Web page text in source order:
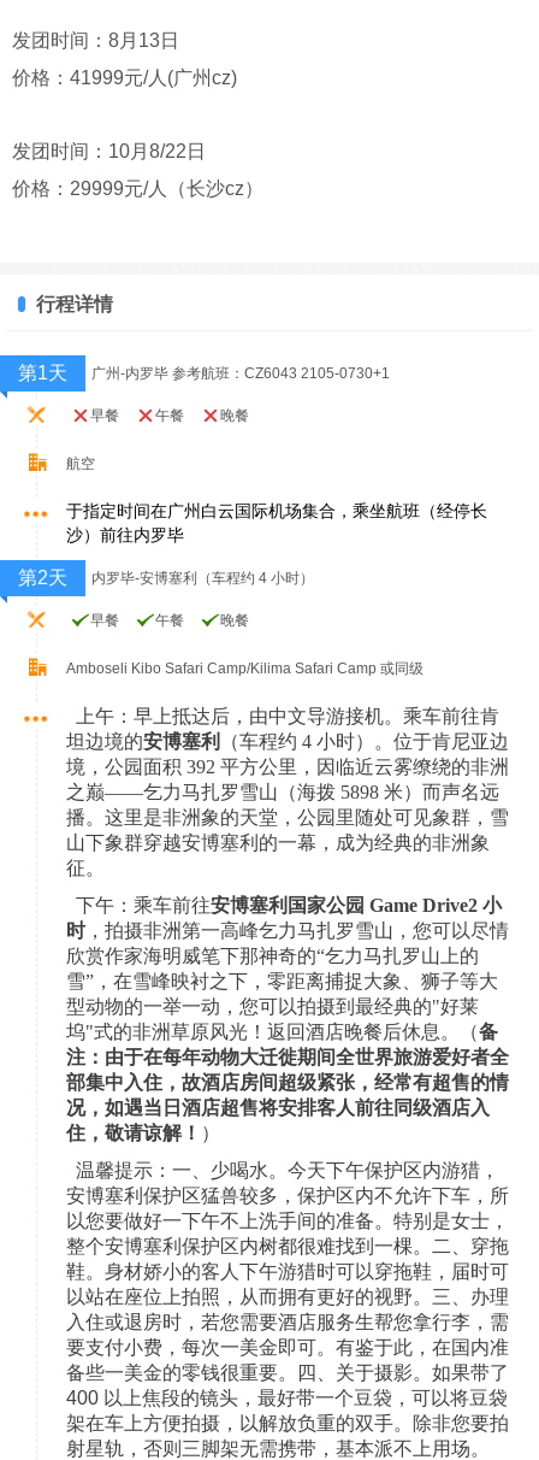
发团时间：8月13日
价格：41999元/人(广州cz)
发团时间：10月8/22日
价格：29999元/人（长沙cz）
行程详情
第1天 广州-内罗毕 参考航班：CZ6043 2105-0730+1
早餐 午餐 晚餐
航空
于指定时间在广州白云国际机场集合，乘坐航班（经停长
沙）前往内罗毕
第2天 内罗毕-安博塞利（车程约 4 小时）
早餐 午餐 晚餐
Amboseli Kibo Safari Camp/Kilima Safari Camp 或同级
上午：早上抵达后，由中文导游接机。乘车前往肯
坦边境的安博塞利
（车程约 4 小时）。位于肯尼亚边
境，公园面积 392 平方公里，因临近云雾缭绕的非洲
之巅——乞力马扎罗雪山（海拨 5898 米）而声名远
播。这里是非洲象的天堂，公园里随处可见象群，雪
山下象群穿越安博塞利的一幕，成为经典的非洲象
征。
下午：乘车前往安博塞利国家公园 Game Drive2 小
时，拍摄非洲第一高峰乞力马扎罗雪山，您可以尽情
欣赏作家海明威笔下那神奇的“乞力马扎罗山上的
雪”，在雪峰映衬之下，零距离捕捉大象、狮子等大
型动物的一举一动，您可以拍摄到最经典的"好莱
坞"式的非洲草原风光！返回酒店晚餐后休息。（备
注：由于在每年动物大迁徙期间全世界旅游爱好者全
部集中入住，故酒店房间超级紧张，经常有超售的情
况，如遇当日酒店超售将安排客人前往同级酒店入
住，敬请谅解！ ）
温馨提示：一、少喝水。今天下午保护区内游猎，
安博塞利保护区猛兽较多，保护区内不允许下车，所
以您要做好一下午不上洗手间的准备。特别是女士，
整个安博塞利保护区内树都很难找到一棵。二、穿拖
鞋。身材娇小的客人下午游猎时可以穿拖鞋，届时可
以站在座位上拍照，从而拥有更好的视野。三、办理
入住或退房时，若您需要酒店服务生帮您拿行李，需
要支付小费，每次一美金即可。有鉴于此，在国内准
备些一美金的零钱很重要。四、关于摄影。如果带了
400 以上焦段的镜头，最好带一个豆袋，可以将豆袋
架在车上方便拍摄，以解放负重的双手。除非您要拍
射星轨，否则三脚架无需携带，基本派不上用场。